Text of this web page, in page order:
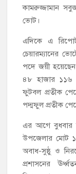
কামরুজ্জামান
ভোট।
এদিকে এ
চেয়ারম্যানের
পদে জয়ী হয়েছেন
৪৮ হাজার ১১৬
ফুটবল প্রতীক
পদ্মফুল প্রতীক
এর আগে বুধবার
উপজেলার মোট
অবাধ-সুষ্ঠু ও
প্রশাসনের